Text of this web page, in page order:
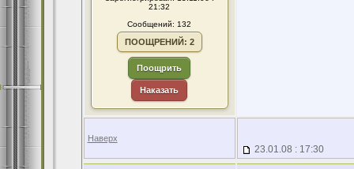
21:32
Сообщений: 132
ПООЩРЕНИЙ: 2
Поощрить
Наказать
Наверх
23.01.08 : 17:30